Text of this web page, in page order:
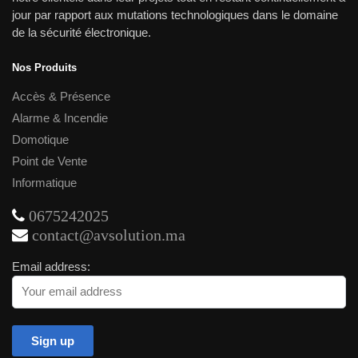
jour par rapport aux mutations technologiques dans le domaine
de la sécurité électronique.
Nos Produits
Accès & Présence
Alarme & Incendie
Domotique
Point de Vente
Informatique
0675242025
contact@avsolution.ma
Email address: